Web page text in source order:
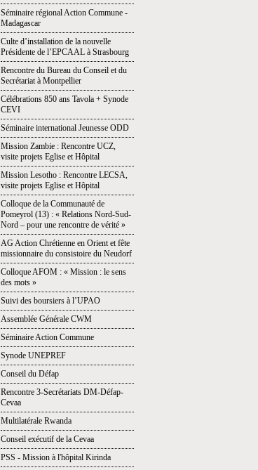
Séminaire régional Action Commune -
Madagascar
Culte d’installation de la nouvelle
Présidente de l’EPCAAL à Strasbourg
Rencontre du Bureau du Conseil et du
Secrétariat à Montpellier
Célébrations 850 ans Tavola + Synode
CEVI
Séminaire international Jeunesse ODD
Mission Zambie : Rencontre UCZ,
visite projets Eglise et Hôpital
Mission Lesotho : Rencontre LECSA,
visite projets Eglise et Hôpital
Colloque de la Communauté de
Pomeyrol (13) : « Relations Nord-Sud-
Nord – pour une rencontre de vérité »
AG Action Chrétienne en Orient et fête
missionnaire du consistoire du Neudorf
Colloque AFOM : « Mission : le sens
des mots »
Suivi des boursiers à l’UPAO
Assemblée Générale CWM
Séminaire Action Commune
Synode UNEPREF
Conseil du Défap
Rencontre 3-Secrétariats DM-Défap-
Cevaa
Multilatérale Rwanda
Conseil exécutif de la Cevaa
PSS - Mission à l'hôpital Kirinda